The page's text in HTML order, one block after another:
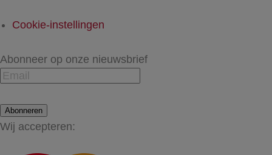
Cookie-instellingen
Abonneer op onze nieuwsbrief
Abonneren
Wij accepteren: